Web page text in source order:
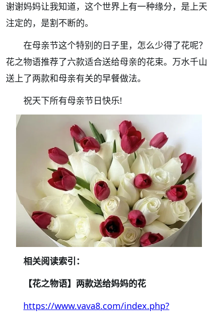
谢谢妈妈让我知道，这个世界上有一种缘分，是上天
注定的，是割不断的。
在母亲节这个特别的日子里，怎么少得了花呢？
花之物语推荐了六款适合送给母亲的花束。万水千山
送上了两款和母亲有关的早餐做法。
祝天下所有母亲节日快乐!
相关阅读索引：
【花之物语】两款送给妈妈的花
https://www.vava8.com/index.php?